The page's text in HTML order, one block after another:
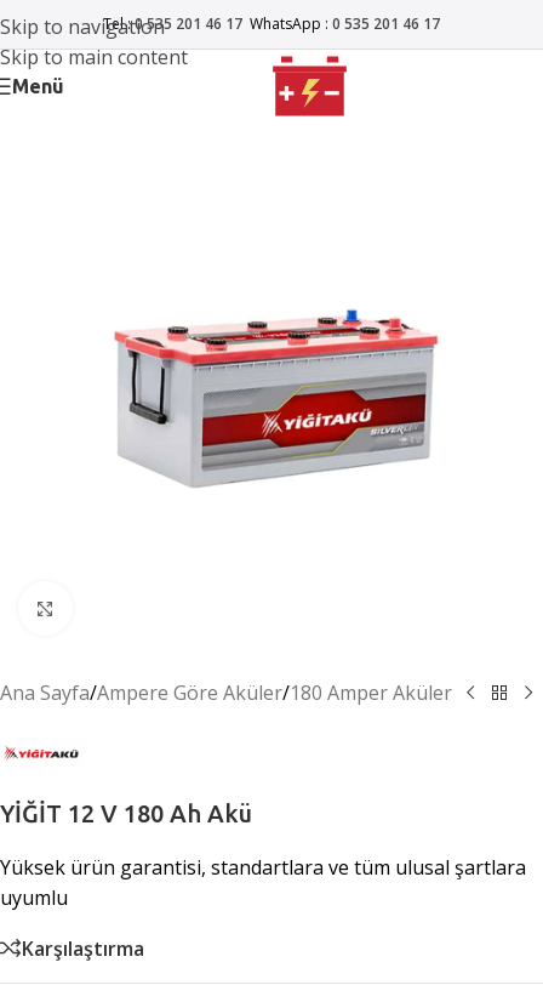
Skip to navigation
Skip to main content
Tel :0 535 201 46 17 WhatsApp : 0 535 201 46 17
Menü
Ana Sayfa/Ampere Göre Aküler/180 Amper Aküler
YİĞİT 12 V 180 Ah Akü
Yüksek ürün garantisi, standartlara ve tüm ulusal şartlara
uyumlu
Karşılaştırma